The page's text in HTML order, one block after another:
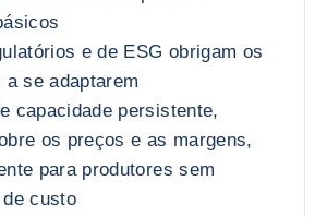
e de ESG obrigam os
a se adaptarem
capacidade persistente,
os preços e as margens,
para produtores sem
custo